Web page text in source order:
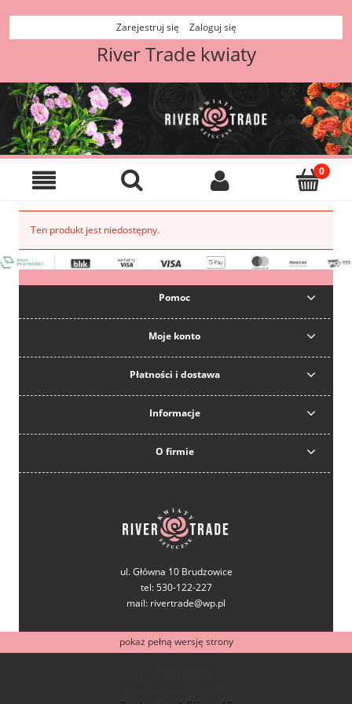
Zarejestruj się Zaloguj się
River Trade kwiaty
Ten produkt jest niedostępny.
Pomoc
Moje konto
Płatności i dostawa
Informacje
O firmie
ul. Główna 10 Brudzowice
tel: 530-122-227
mail: rivertrade@wp.pl
pokaż pełną wersję strony